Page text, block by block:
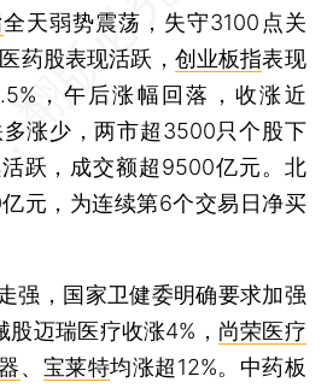
全天弱势震荡，失守3100点关
药股表现活跃， 创业板指表现
，午后涨幅回落，收涨近
涨少，两市超3500只个股下
跃，成交额超9500亿元。北
元，为连续第6个交易日净买
，国家卫健委明确要求加强
迈瑞医疗收涨4%， 尚荣医疗
、 宝莱特均涨超12%。中药板